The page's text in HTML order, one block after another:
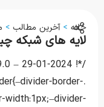
خانه > آخرین مطالب >
لایه های شبکه چیست؟
/*! elementor – v3.19.0 – 29-01-2024 */
border-
width:1px;–divider-